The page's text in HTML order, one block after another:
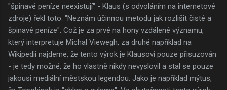
"špinavé peníze neexistují" - Klaus (s odvoláním na internetové
zdroje) řekl toto: "Neznám účinnou metodu jak rozlišit čisté a
špinavé peníze". Což je za prvé na hony vzdálené významu,
který interpretuje Michal Viewegh, za druhé například na
Wikipedii najdeme, že tento výrok je Klausovi pouze přisuzován
- je tedy možné, že ho vlastně nikdy nevyslovil a stal se pouze
jakousi mediální městskou legendou. Jako je například mýtus,